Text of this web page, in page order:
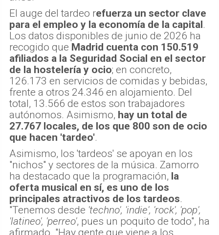
El auge del tardeo refuerza un sector clave
para el empleo y la economía de la capital .
Los datos disponibles de junio de 2026 ha
recogido que Madrid cuenta con 150.519
afiliados a la Seguridad Social en el sector
de la hostelería y ocio; en concreto,
126.173 en servicios de comidas y bebidas,
frente a otros 24.346 en alojamiento. Del
total, 13.566 de estos son trabajadores
autónomos. Asimismo, hay un total de
27.767 locales, de los que 800 son de ocio
que hacen 'tardeo'.
Asimismo, los 'tardeos' se apoyan en los
"nichos" y sectores de la música. Zamorro
ha destacado que la programación, la
oferta musical en sí, es uno de los
principales atractivos de los tardeos.
"Tenemos desde 'techno', 'indie', 'rock', 'pop',
'latineo', 'perreo', pues un poquito de todo", ha